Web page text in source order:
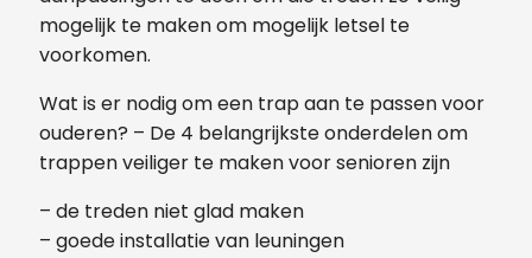
mogelijk te maken om mogelijk letsel te
voorkomen.
Wat is er nodig om een trap aan te passen voor
ouderen? – De 4 belangrijkste onderdelen om
trappen veiliger te maken voor senioren zijn
– de treden niet glad maken
– goede installatie van leuningen